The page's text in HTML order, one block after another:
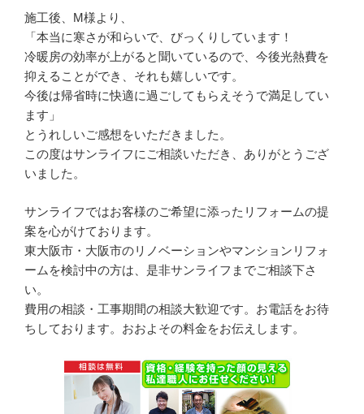
施工後、M様より、
「本当に寒さが和らいで、びっくりしています！
冷暖房の効率が上がると聞いているので、今後光熱費を
抑えることができ、それも嬉しいです。
今後は帰省時に快適に過ごしてもらえそうで満足してい
ます」
とうれしいご感想をいただきました。
この度はサンライフにご相談いただき、ありがとうござ
いました。
サンライフではお客様のご希望に添ったリフォームの提
案を心がけております。
東大阪市・大阪市のリノベーションやマンションリフォ
ームを検討中の方は、是非サンライフまでご相談下さ
い。
費用の相談・工事期間の相談大歓迎です。お電話をお待
ちしております。おおよその料金をお伝えします。